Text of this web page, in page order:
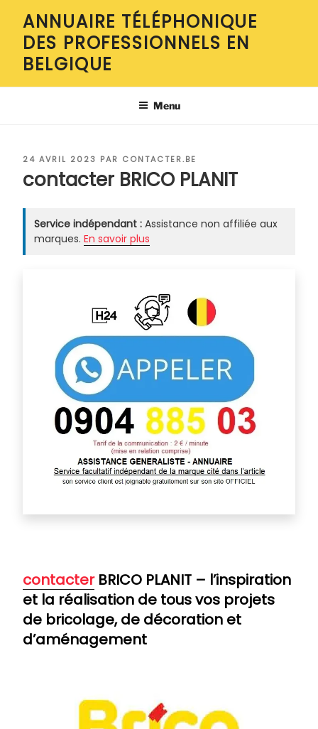
contenu
principal
ANNUAIRE TÉLÉPHONIQUE
DES PROFESSIONNELS EN
BELGIQUE
Menu
PUBLIÉ
24 AVRIL 2023 PAR CONTACTER.BE
contacter BRICO PLANIT
Service indépendant : Assistance non affiliée aux
marques. En savoir plus
contacterBRICO PLANIT – l’inspiration
et la réalisation de tous vos projets
de bricolage, de décoration et
d’aménagement